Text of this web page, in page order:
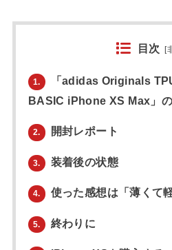
目次 [
1.
「adidas Originals
BASIC iPhone XS Max」
2. 開封レポート
3. 装着後の状態
4. 使った感想は「薄くて軽
5. 終わりに